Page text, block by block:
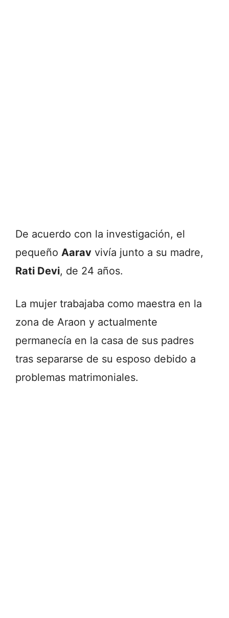
De acuerdo con la investigación, el
pequeño Aarav vivía junto a su madre,
Rati Devi, de 24 años.
La mujer trabajaba como maestra en la
zona de Araon y actualmente
permanecía en la casa de sus padres
tras separarse de su esposo debido a
problemas matrimoniales.